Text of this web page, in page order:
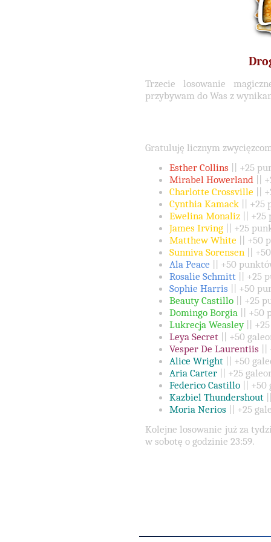
Trzecie losowanie
przybywam do Was z
Gratuluję licznym
Esther Collins || +25
Mirabel Howerland ||
Charlotte Crossville ||
Cynthia Kamack || +25
Ewelina Monaliz || +25
James Irving || +25
Matthew White || +50
Sunniva Sorensen ||
Ala Peace || +50
Rosalie Schmitt || +25
Sophie Harris || +50
Beauty Castillo || +25
Domingo Borgia || +50
Lukrecja Weasley|| +25
Leya Secret || +50
Vesper De Laurentiis ||
Alice Wright || +50
Aria Carter || +25
Federico Castillo || +50
Kazbiel Thundershout
Moria Nerios || +25
Kolejne losowanie już za
w sobotę o godzinie 23:59.